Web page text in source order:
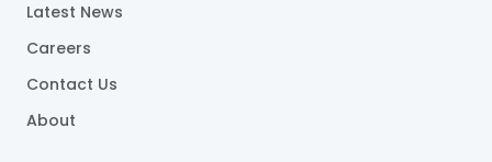
Latest News
Careers
Contact Us
About